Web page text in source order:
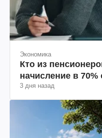
Экономика
Кто из
начисление в 70%
3 дня назад